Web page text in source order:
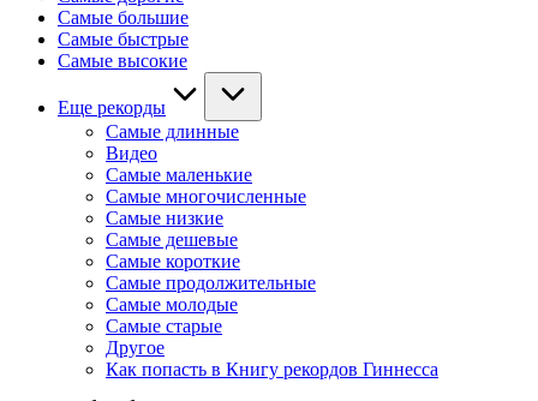
Самые большие
Самые быстрые
Самые высокие
Еще рекорды
Самые длинные
Видео
Самые маленькие
Самые многочисленные
Самые низкие
Самые дешевые
Самые короткие
Самые продолжительные
Самые молодые
Самые старые
Другое
Как попасть в Книгу рекордов Гиннесса